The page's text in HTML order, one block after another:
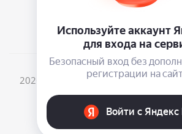
2026 © Винилмаркт - интернет-
пластинок